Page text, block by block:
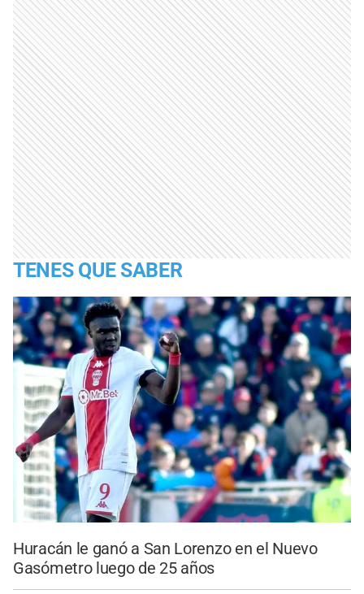
TENES QUE SABER
Huracán le ganó a San Lorenzo en el Nuevo
Gasómetro luego de 25 años